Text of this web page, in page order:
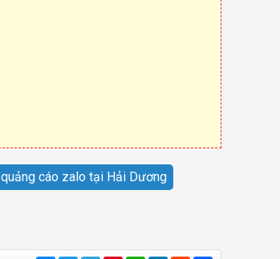
quảng cáo zalo tại Hải Dương